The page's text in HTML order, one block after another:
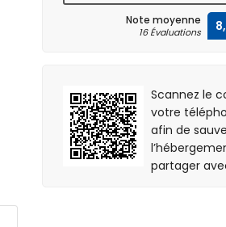
Note moyenne
16 Évaluations
Scannez le
votre
afin de
partager